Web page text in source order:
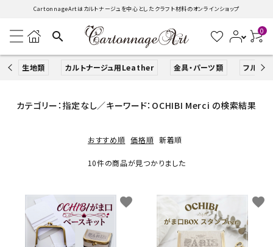
CartonnageArtはカルトナージュを中心としたクラフト材料のオンラインショップ
search 0
生地類 カルトナージュ用Leather 金具・パーツ類 フルキッ
search
ACCOUNT MENU
生地類
カテゴリー：指定なし／キーワード：OCHIBI Merci の検索結果
おすすめ順 価格順 新着順
10件の商品が見つかりました
favorite favorite